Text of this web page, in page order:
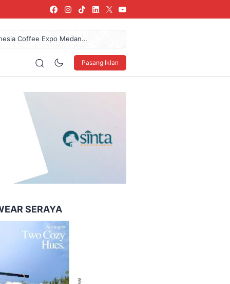
Coffee Expo Medan
Miliar Dan Pendapatan
Das’ad Latif Untuk
Arkindo Konstruksi
Pasang Iklan
SERAYA